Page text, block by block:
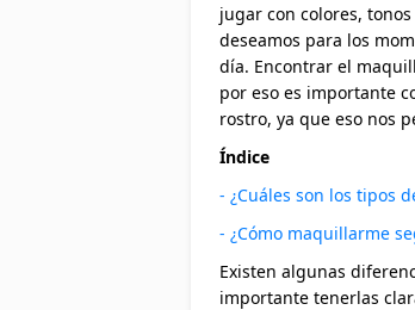
jugar con colores,
deseamos para los
día. Encontrar el
por eso es importante
rostro, ya que eso nos
Índice
- ¿Cuáles son los tipos
- ¿Cómo maquillarme
Existen algunas
importante tenerlas